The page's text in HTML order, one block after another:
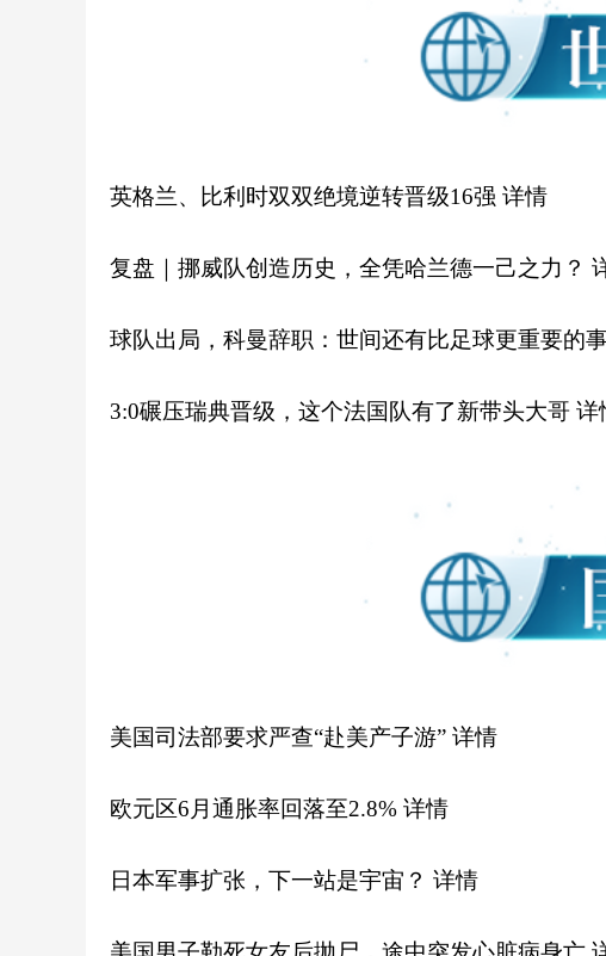
英格兰、比利时双双绝境逆转晋级16强 详情
复盘｜挪威队创造历史，全凭哈兰德一己之力？
球队出局，科曼辞职：世间还有比足球更重要的
3:0碾压瑞典晋级，这个法国队有了新带头大哥 详
美国司法部要求严查“赴美产子游” 详情
欧元区6月通胀率回落至2.8% 详情
日本军事扩张，下一站是宇宙？ 详情